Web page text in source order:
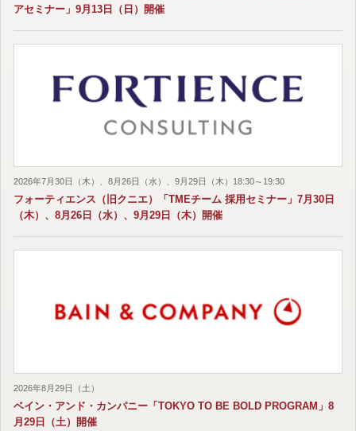
アセミナー」9月13日（日）開催
2026年7月30日（木）、8月26日（水）、9月29日（木）18:30～19:30
フォーティエンス（旧クニエ）「TMEチーム 採用セミナー」7月30日
（木）、8月26日（水）、9月29日（木）開催
2026年8月29日（土）
ベイン・アンド・カンパニー「TOKYO TO BE BOLD PROGRAM」8
月29日（土）開催